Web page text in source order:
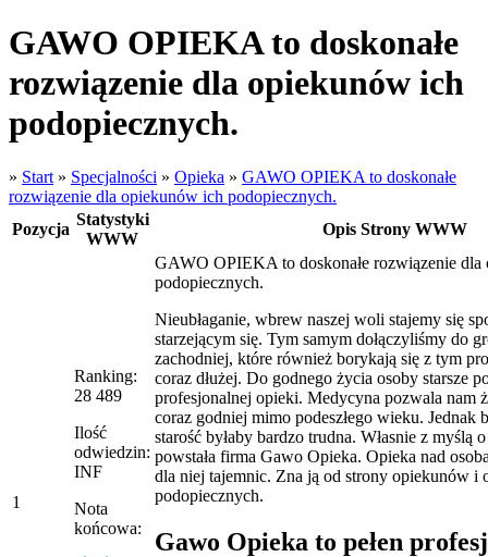
GAWO OPIEKA to doskonałe
rozwiązenie dla opiekunów ich
podopiecznych.
» Start » Specjalności » Opieka » GAWO OPIEKA to doskonałe
rozwiązenie dla opiekunów ich podopiecznych.
Pozycja
Statystyki
WWW
Opis Strony WWW
1
Ranking:
28 489
Ilość
odwiedzin:
INF
Nota
końcowa:
GAWO OPIEKA to doskonałe rozwiązenie
podopiecznych.
Nieubłaganie, wbrew naszej woli stajemy się
starzejącym się. Tym samym dołączyliśmy do
zachodniej, które również borykają się z tym
coraz dłużej. Do godnego życia osoby starsze
profesjonalnej opieki. Medycyna pozwala nam
coraz godniej mimo podeszłego wieku. Jednak
starość byłaby bardzo trudna. Własnie z myślą
powstała firma Gawo Opieka. Opieka nad
dla niej tajemnic. Zna ją od strony opiekunów i
podopiecznych.
Gawo Opieka to pełen